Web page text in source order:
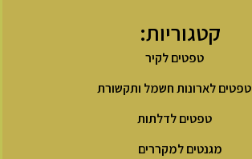
קטגוריות:
טפטים לקיר
טפטים לארונות חשמל ותקשורת
טפטים לדלתות
מגנטים למקררים